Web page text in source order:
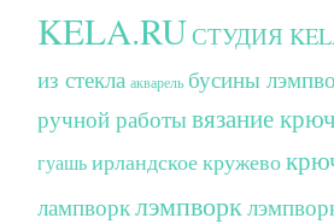
KELA.RUСТУДИЯ
из стекла акварель бусины
ручной работывязание
гуашьирландское кружево
лампворклэмпворк